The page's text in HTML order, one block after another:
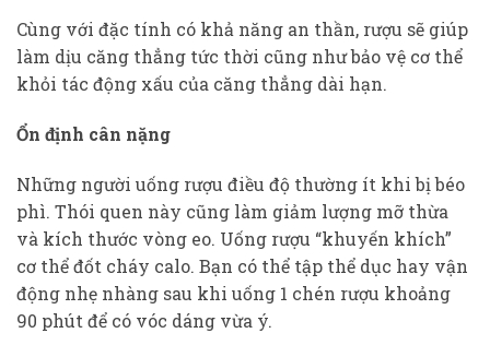
Cùng với đặc tính có khả năng an thần, rượu sẽ giúp
làm dịu căng thẳng tức thời cũng như bảo vệ cơ thể
khỏi tác động xấu của căng thẳng dài hạn.
Ổn định cân nặng
Những người uống rượu điều độ thường ít khi bị béo
phì. Thói quen này cũng làm giảm lượng mỡ thừa
và kích thước vòng eo. Uống rượu “khuyến khích”
cơ thể đốt cháy calo. Bạn có thể tập thể dục hay vận
động nhẹ nhàng sau khi uống 1 chén rượu khoảng
90 phút để có vóc dáng vừa ý.